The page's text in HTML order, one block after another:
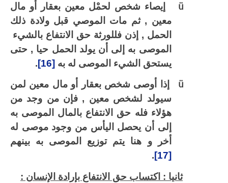
إيصاء شخص لحمْل معين بعقار أو مال
معين , ثم مات الموصي قبل ولادة ذلك
الحمل , إذن فللورثة حق الانتفاع بالشيء
الموصى به إلى أن يولد الحمل حيا , حتى
يستحق الشيء الموصى له به[16]
.
إذا أوصى شخص بعقار أو مال معين لمن
سيولد لشخص معين , فإن من وجد من
هؤلاء فله حق الانتفاع بالمال الموصى به
إلى أن يحصل اليأس من وجود موصى له
أخر و هنا يتم توزيع الموصى به بينهم
[17]
.
ثانيا : اكتساب حق الانتفاع بإرادة الإنسان :